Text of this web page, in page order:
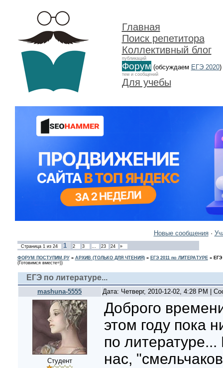
Главная
Поиск репетитора
Коллективный блог
публикаций
Форум (обсуждаем ЕГЭ 2020)
тем и сообщений
Для учебы
Новые сообщения·
Страница 1из 24 1 2 3 … 23 24 »
ФОРУМ ПОСТУПИМ.РУ» АРХИВ (ТОЛЬКО ДЛЯ ЧТЕНИЯ)» ЕГЭ 2011 по ЛИТЕРАТУРЕ»
(Готовимся вместе=))
ЕГЭ по литературе...
mashuna-5555 Дата: Четверг, 2010-12-02, 4:28 PM |
Студент
Доброго
этом году пока
по
нас,